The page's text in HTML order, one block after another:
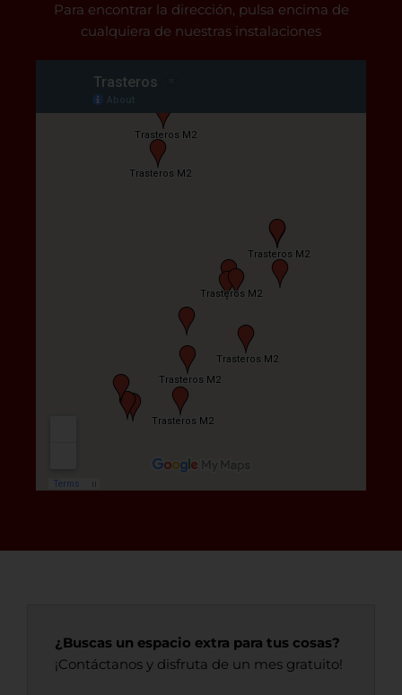
Para encontrar la dirección, pulsa encima de
cualquiera de nuestras instalaciones
¿Buscas un espacio extra para tus cosas?
¡Contáctanos y disfruta de un mes gratuito!